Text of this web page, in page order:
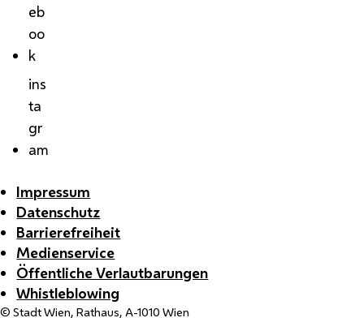
eb
oo
k
ins
ta
gr
am
Impressum
Datenschutz
Barrierefreiheit
Medienservice
Öffentliche Verlautbarungen
Whistleblowing
© Stadt Wien, Rathaus, A-1010 Wien